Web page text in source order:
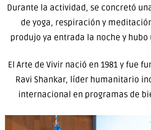
Durante la actividad, se concretó
de yoga, respiración y
produjo ya entrada la noche y
El Arte de Vivir nació en 1981 y fue
Ravi Shankar, líder humanitario
internacional en programas de